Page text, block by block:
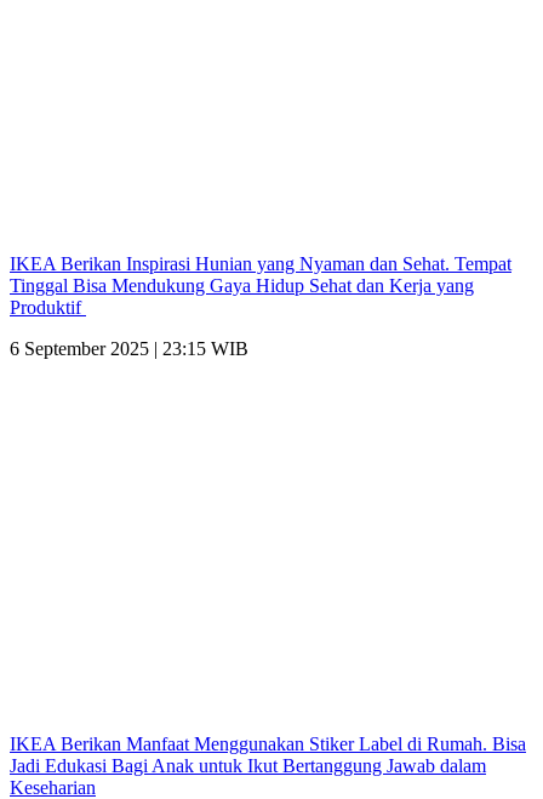
IKEA Berikan Inspirasi Hunian yang Nyaman dan Sehat. Tempat
Tinggal Bisa Mendukung Gaya Hidup Sehat dan Kerja yang
Produktif
6 September 2025 | 23:15 WIB
IKEA Berikan Manfaat Menggunakan Stiker Label di Rumah. Bisa
Jadi Edukasi Bagi Anak untuk Ikut Bertanggung Jawab dalam
Keseharian